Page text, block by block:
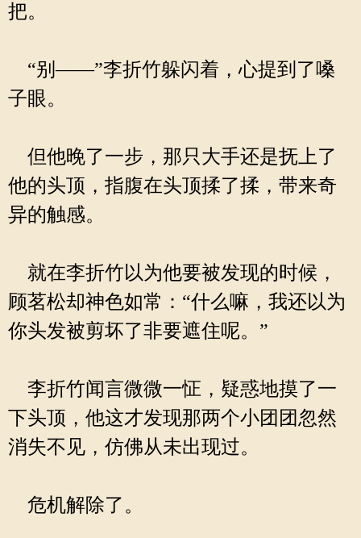
把。
“别——”李折竹躲闪着，心提到了嗓
子眼。
但他晚了一步，那只大手还是抚上了
他的头顶，指腹在头顶揉了揉，带来奇
异的触感。
就在李折竹以为他要被发现的时候，
顾茗松却神色如常：“什么嘛，我还以为
你头发被剪坏了非要遮住呢。”
李折竹闻言微微一怔，疑惑地摸了一
下头顶，他这才发现那两个小团团忽然
消失不见，仿佛从未出现过。
危机解除了。